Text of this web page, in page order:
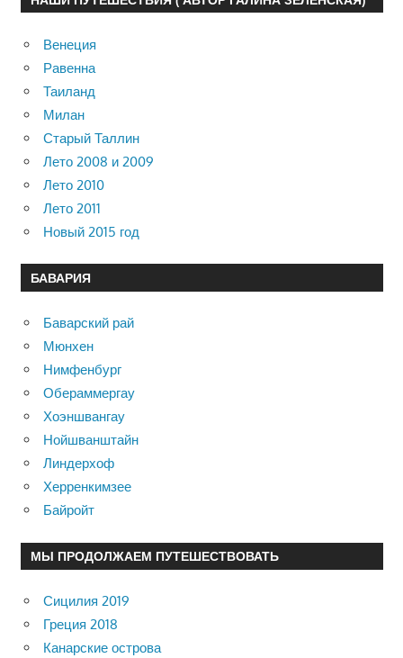
Венеция
Равенна
Таиланд
Милан
Старый Таллин
Лето 2008 и 2009
Лето 2010
Лето 2011
Новый 2015 год
БАВАРИЯ
Баварский рай
Мюнхен
Нимфенбург
Обераммергау
Хоэншвангау
Нойшванштайн
Линдерхоф
Херренкимзее
Байройт
МЫ ПРОДОЛЖАЕМ ПУТЕШЕСТВОВАТЬ
Сицилия 2019
Греция 2018
Канарские острова